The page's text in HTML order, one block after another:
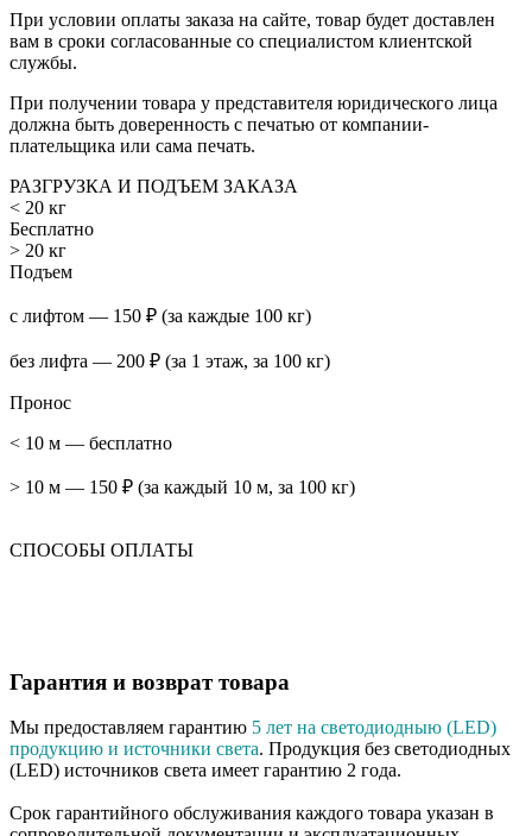
При условии оплаты заказа на сайте, товар будет доставлен
вам в сроки согласованные со специалистом клиентской
службы.
При получении товара у представителя юридического лица
должна быть доверенность с печатью от компании-
плательщика или сама печать.
РАЗГРУЗКА И ПОДЪЕМ ЗАКАЗА
< 20 кг
Бесплатно
> 20 кг
Подъем
с лифтом — 150 ₽ (за каждые 100 кг)
без лифта — 200 ₽ (за 1 этаж, за 100 кг)
Пронос
< 10 м — бесплатно
> 10 м — 150 ₽ (за каждый 10 м, за 100 кг)
СПОСОБЫ ОПЛАТЫ
Гарантия и возврат товара
Мы предоставляем гарантию 5 лет на светодиодныю (LED)
продукцию и источники света. Продукция без светодиодных
(LED) источников света имеет гарантию 2 года.
Срок гарантийного обслуживания каждого товара указан в